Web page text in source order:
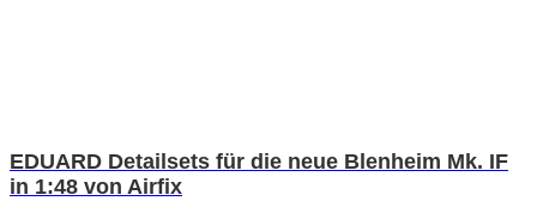
EDUARD Detailsets für die neue Blenheim Mk. IF
in 1:48 von Airfix